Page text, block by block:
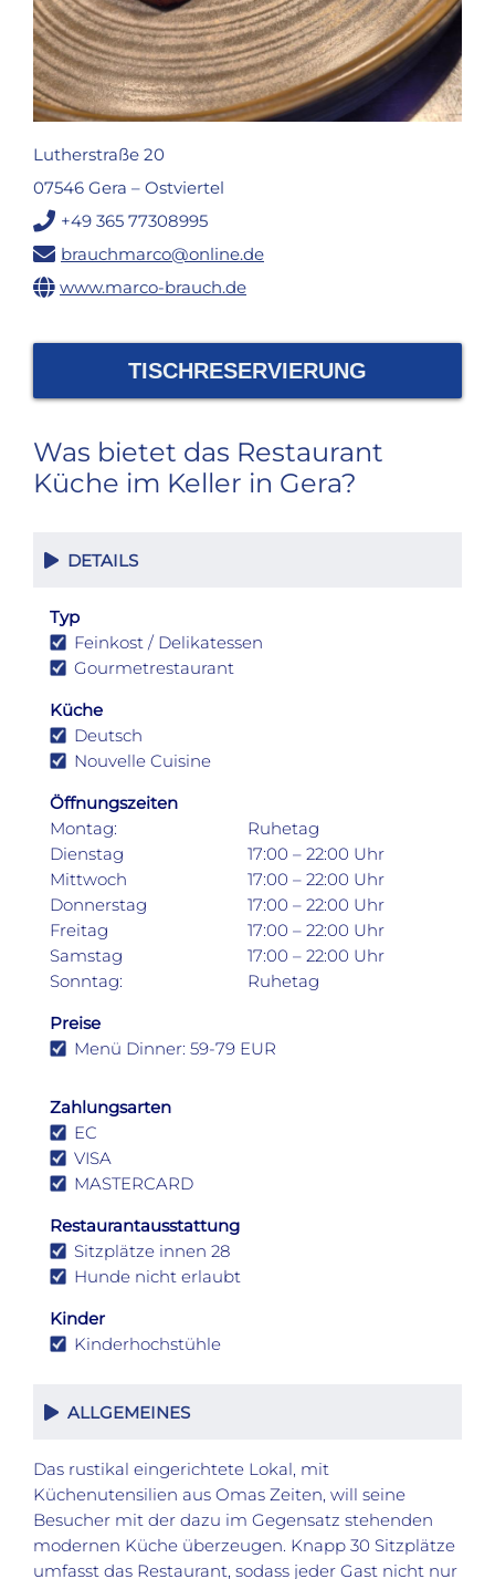
Lutherstraße 20
07546 Gera – Ostviertel
+49 365 77308995
brauchmarco@online.de
www.marco-brauch.de
TISCHRESERVIERUNG
Was bietet das Restaurant
Küche im Keller in Gera?
DETAILS
Typ
Feinkost / Delikatessen
Gourmetrestaurant
Küche
Deutsch
Nouvelle Cuisine
Öffnungszeiten
Montag:
Ruhetag
Dienstag
17:00 – 22:00 Uhr
Mittwoch
17:00 – 22:00 Uhr
Donnerstag
17:00 – 22:00 Uhr
Freitag
17:00 – 22:00 Uhr
Samstag
17:00 – 22:00 Uhr
Sonntag:
Ruhetag
Preise
Menü Dinner: 59-79 EUR
Zahlungsarten
EC
VISA
MASTERCARD
Restaurantausstattung
Sitzplätze innen 28
Hunde nicht erlaubt
Kinder
Kinderhochstühle
ALLGEMEINES
Das rustikal eingerichtete Lokal, mit
Küchenutensilien aus Omas Zeiten, will seine
Besucher mit der dazu im Gegensatz stehenden
modernen Küche überzeugen. Knapp 30 Sitzplätze
umfasst das Restaurant, sodass jeder Gast nicht nur